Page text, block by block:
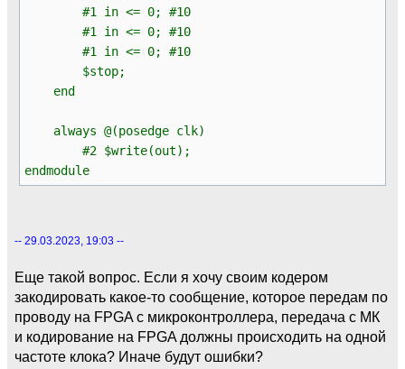
#1 in <= 0; #10
#1 in <= 0; #10
#1 in <= 0; #10
$stop;
end
always @(posedge clk)
#2 $write(out);
endmodule
-- 29.03.2023, 19:03 --
Еще такой вопрос. Если я хочу своим кодером
закодировать какое-то сообщение, которое передам по
проводу на FPGA с микроконтроллера, передача с МК
и кодирование на FPGA должны происходить на одной
частоте клока? Иначе будут ошибки?